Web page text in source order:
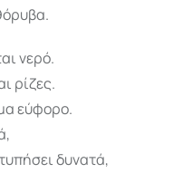
νερό.
ρίζες.
εύφορο.
δυνατά,